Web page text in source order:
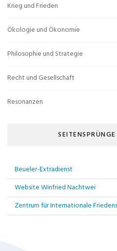
Krieg und Frieden
Ökologie und Ökonomie
Philosophie und Strategie
Recht und Gesellschaft
Resonanzen
Beueler-Extradienst
Website Winfried Nachtwei
Zentrum für Internationale